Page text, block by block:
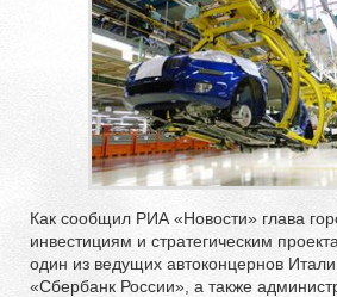
Как сообщил РИА «Новости» глава
инвестициям и стратегическим
один из ведущих автоконцернов
«Сбербанк России», а также